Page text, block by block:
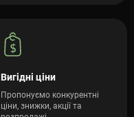
Вигідні ціни
Пропонуємо конкурентні
ціни, знижки, акції та